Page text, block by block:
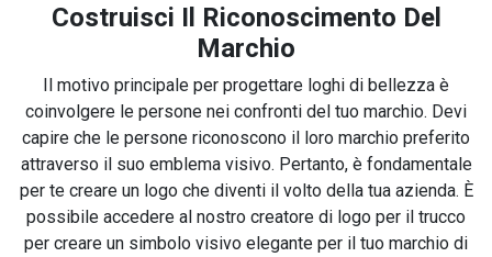
Costruisci Il Riconoscimento Del
Marchio
Il motivo principale per progettare loghi di bellezza è
coinvolgere le persone nei confronti del tuo marchio. Devi
capire che le persone riconoscono il loro marchio preferito
attraverso il suo emblema visivo. Pertanto, è fondamentale
per te creare un logo che diventi il volto della tua azienda. È
possibile accedere al nostro creatore di logo per il trucco
per creare un simbolo visivo elegante per il tuo marchio di